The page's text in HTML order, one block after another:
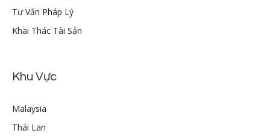
Tư Vấn Pháp Lý
Khai Thác Tài Sản
Khu Vực
Malaysia
Thái Lan